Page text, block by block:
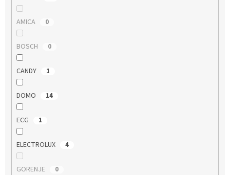
AMICA 0
BOSCH 0
CANDY 1
DOMO 14
ECG 1
ELECTROLUX 4
GORENJE 0